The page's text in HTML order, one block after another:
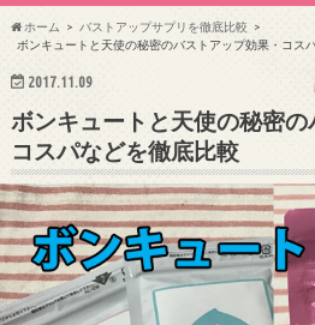
ホーム
バストアップサプリを徹底比較
ボンキュートと天使の秘密のバストアップ効果・コス
2017.11.09
ボンキュートと天使の秘密の
コスパなどを徹底比較